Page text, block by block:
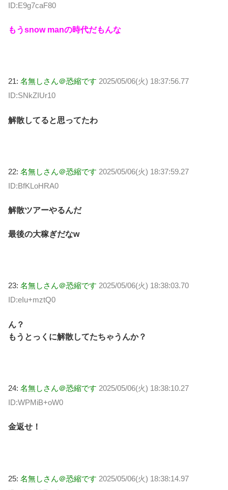
ID:E9g7caF80
もうsnow manの時代だもんな
21: 名無しさん＠恐縮です 2025/05/06(火) 18:37:56.77
ID:SNkZIUr10
解散してると思ってたわ
22: 名無しさん＠恐縮です 2025/05/06(火) 18:37:59.27
ID:BfKLoHRA0
解散ツアーやるんだ
最後の大稼ぎだなw
23: 名無しさん＠恐縮です 2025/05/06(火) 18:38:03.70
ID:eIu+mztQ0
ん？
もうとっくに解散してたちゃうんか？
24: 名無しさん＠恐縮です 2025/05/06(火) 18:38:10.27
ID:WPMiB+oW0
金返せ！
25: 名無しさん＠恐縮です 2025/05/06(火) 18:38:14.97